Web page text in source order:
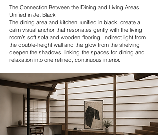
The Connection Between the Dining and Living Areas
Unified in Jet Black
The dining area and kitchen, unified in black, create a
calm visual anchor that resonates gently with the living
room’s soft sofa and wooden flooring. Indirect light from
the double-height wall and the glow from the shelving
deepen the shadows, linking the spaces for dining and
relaxation into one refined, continuous interior.